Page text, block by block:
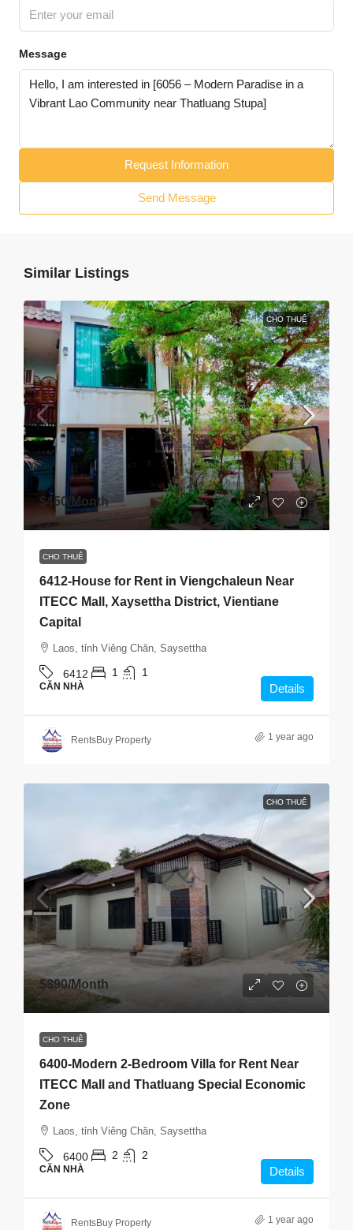
Message
Request Information
Send Message
Similar Listings
CHO THUÊ
$450/Month
CHO THUÊ
6412-House for Rent in Viengchaleun Near
ITECC Mall, Xaysettha District, Vientiane
Capital
Laos, tỉnh Viêng Chăn, Saysettha
6412 1 1
CĂN NHÀ Details
RentsBuy Property 1 year ago
CHO THUÊ
$890/Month
CHO THUÊ
6400-Modern 2-Bedroom Villa for Rent Near
ITECC Mall and Thatluang Special Economic
Zone
Laos, tỉnh Viêng Chăn, Saysettha
6400 2 2
CĂN NHÀ Details
RentsBuy Property 1 year ago